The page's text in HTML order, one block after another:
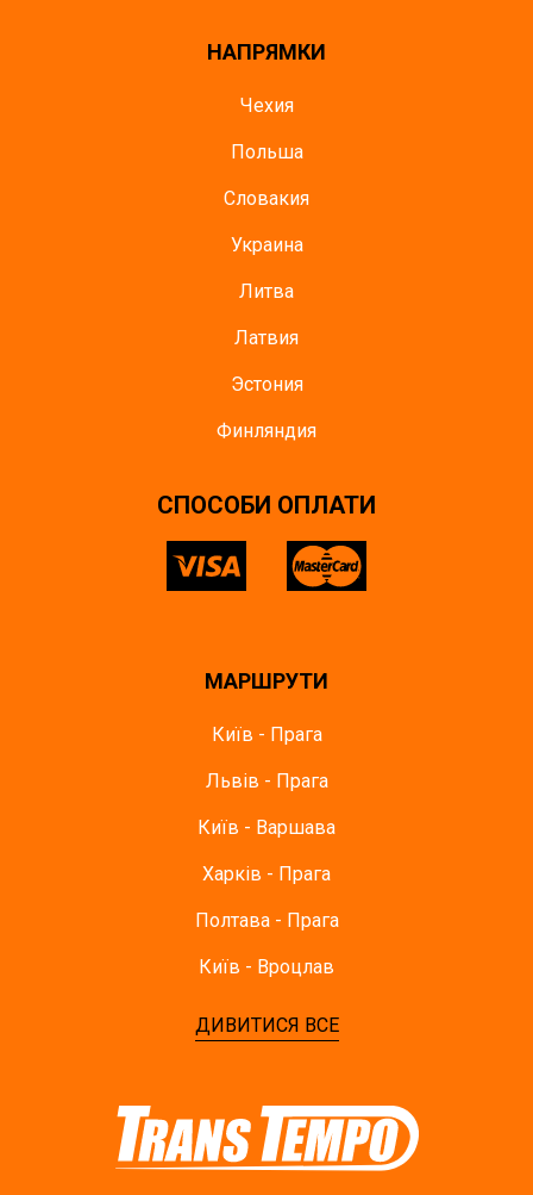
НАПРЯМКИ
Чехия
Польша
Словакия
Украина
Литва
Латвия
Эстония
Финляндия
СПОСОБИ ОПЛАТИ
МАРШРУТИ
Київ - Прага
Львів - Прага
Київ - Варшава
Харків - Прага
Полтава - Прага
Київ - Вроцлав
ДИВИТИСЯ ВСЕ